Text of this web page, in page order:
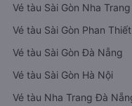
Vé tàu Sài Gòn Nha Trang
Vé tàu Sài Gòn Phan Thiết
Vé tàu Sài Gòn Đà Nẵng
Vé tàu Sài Gòn Hà Nội
Vé tàu Nha Trang Đà